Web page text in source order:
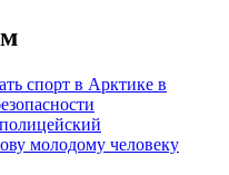
спорт в Арктике в
молодому человеку